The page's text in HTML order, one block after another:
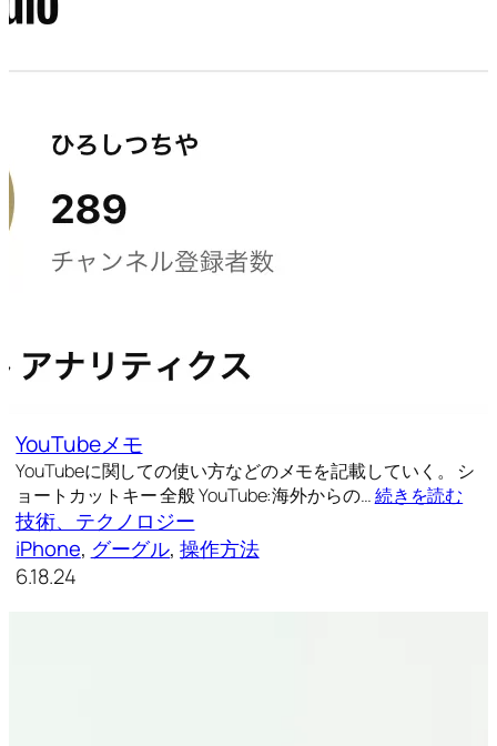
YouTubeメモ
YouTubeに関しての使い方などのメモを記載していく。 シ
ョートカットキー 全般 YouTube:海外からの…続きを読む
技術、テクノロジー
iPhone, グーグル, 操作方法
6.18.24